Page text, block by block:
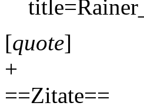
[quote]
+
==Zitate==